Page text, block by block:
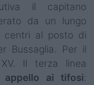
il capitano
da un lungo
centri al posto di
Bussaglia. Per il
Il terza linea
appello ai tifosi: